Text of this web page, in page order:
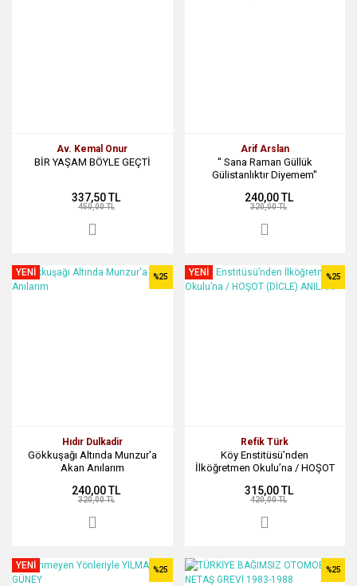
Av. Kemal Onur
BİR YAŞAM BÖYLE GEÇTİ
337,50 TL
450,00 TL
Arif Arslan
'' Sana Raman Güllük
Gülistanlıktır Diyemem''
240,00 TL
320,00 TL
YENİ
Hıdır Dulkadir
Gökkuşağı Altında Munzur'a
Akan Anılarım
%25
240,00 TL
320,00 TL
YENİ
Refik Türk
Köy Enstitüsü’nden
İlköğretmen Okulu’na / HOŞOT
%25
315,00 TL
420,00 TL
YENİ %25 %25